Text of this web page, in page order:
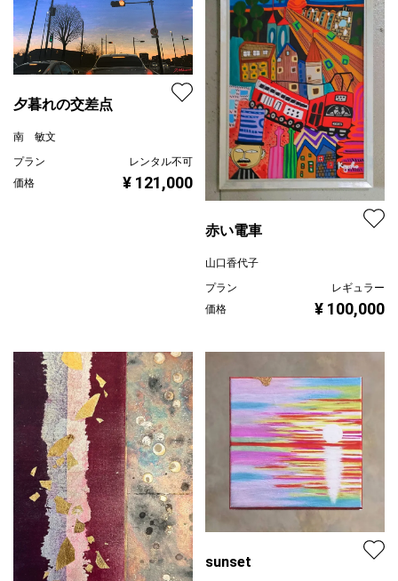
夕暮れの交差点
南 敏文
プラン
レンタル不可
価格
¥ 121,000
赤い電車
山口香代子
プラン
レギュラー
価格
¥ 100,000
sunset